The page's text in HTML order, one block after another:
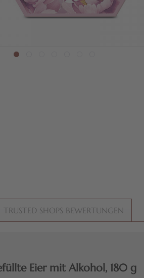
TRUSTED SHOPS BEWERTUNGEN
Eier mit Alkohol, 180 g